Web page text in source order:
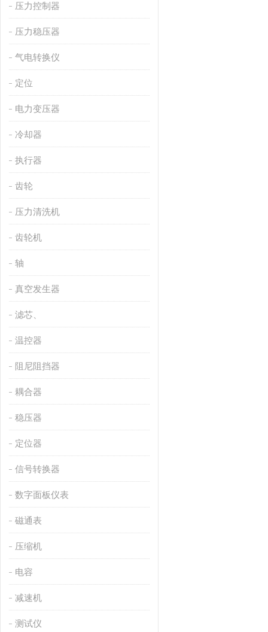
压力控制器
压力稳压器
气电转换仪
定位
电力变压器
冷却器
执行器
齿轮
压力清洗机
齿轮机
轴
真空发生器
滤芯、
温控器
阻尼阻挡器
耦合器
稳压器
定位器
信号转换器
数字面板仪表
磁通表
压缩机
电容
减速机
测试仪